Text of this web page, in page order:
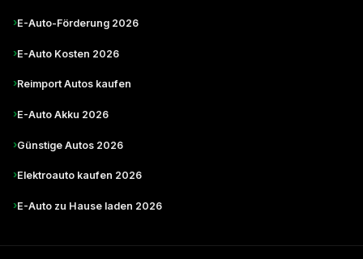
›E-Auto-Förderung 2026
›E-Auto Kosten 2026
›Reimport Autos kaufen
›E-Auto Akku 2026
›Günstige Autos 2026
›Elektroauto kaufen 2026
›E-Auto zu Hause laden 2026